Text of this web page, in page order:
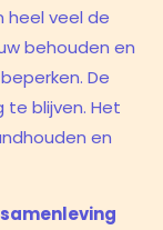
heel veel de
behouden en
De
te blijven. Het
en